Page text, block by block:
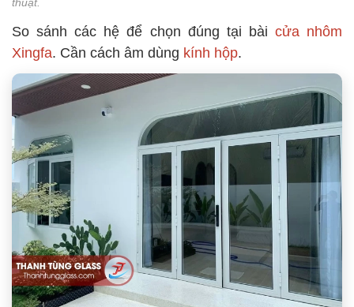
So sánh các hệ để chọn đúng tại bài cửa nhôm
Xingfa. Cần cách âm dùng kính hộp.